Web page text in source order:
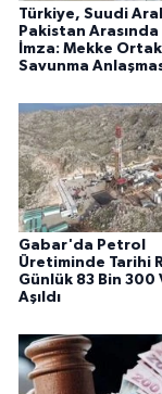
Türkiye, Suudi
Pakistan
İmza: Mekke Ortak
Savunma
Gabar'da Petrol
Üretiminde Tarihi
Günlük 83 Bin 300
Aşıldı